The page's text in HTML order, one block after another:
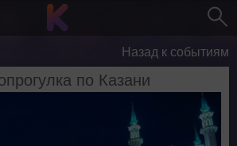
Назад к событиям
по Казани